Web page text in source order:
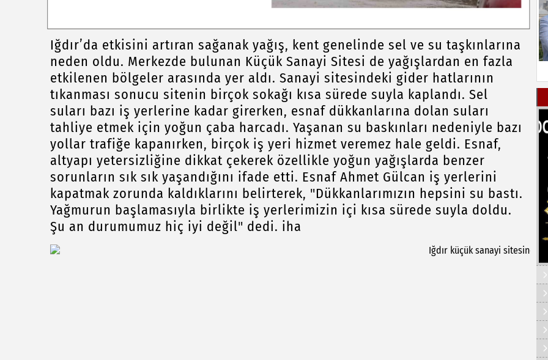
Iğdır’da etkisini artıran sağanak yağış, kent genelinde sel ve su taşkınlarına
neden oldu. Merkezde bulunan Küçük Sanayi Sitesi de yağışlardan en fazla
etkilenen bölgeler arasında yer aldı. Sanayi sitesindeki gider hatlarının
tıkanması sonucu sitenin birçok sokağı kısa sürede suyla kaplandı. Sel
suları bazı iş yerlerine kadar girerken, esnaf dükkanlarına dolan suları
tahliye etmek için yoğun çaba harcadı. Yaşanan su baskınları nedeniyle bazı
yollar trafiğe kapanırken, birçok iş yeri hizmet veremez hale geldi. Esnaf,
altyapı yetersizliğine dikkat çekerek özellikle yoğun yağışlarda benzer
sorunların sık sık yaşandığını ifade etti. Esnaf Ahmet Gülcan iş yerlerini
kapatmak zorunda kaldıklarını belirterek, "Dükkanlarımızın hepsini su bastı.
Yağmurun başlamasıyla birlikte iş yerlerimizin içi kısa sürede suyla doldu.
Şu an durumumuz hiç iyi değil" dedi. iha